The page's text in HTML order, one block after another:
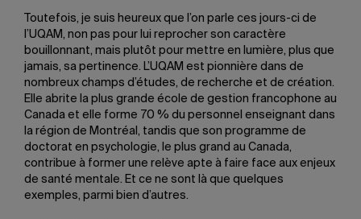
Toutefois, je suis heureux que l’on parle ces jours-ci de
l’UQAM, non pas pour lui reprocher son caractère
bouillonnant, mais plutôt pour mettre en lumière, plus que
jamais, sa pertinence. L’UQAM est pionnière dans de
nombreux champs d’études, de recherche et de création.
Elle abrite la plus grande école de gestion francophone au
Canada et elle forme 70 % du personnel enseignant dans
la région de Montréal, tandis que son programme de
doctorat en psychologie, le plus grand au Canada,
contribue à former une relève apte à faire face aux enjeux
de santé mentale. Et ce ne sont là que quelques
exemples, parmi bien d’autres.